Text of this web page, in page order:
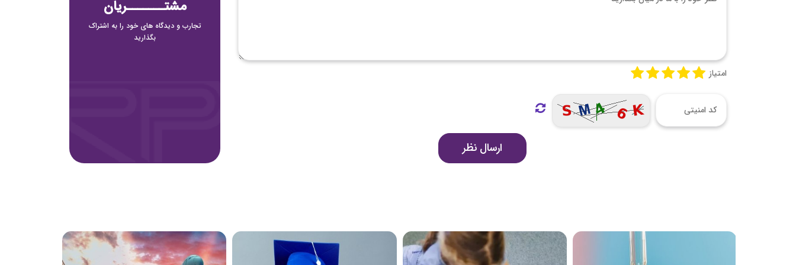
امتیاز
ارسال نظر
مشتـــــــریان
تجارب و دیدگاه های خود را به اشتراک
بگذارید